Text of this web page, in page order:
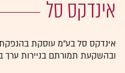
אינדקס סל
אינדקס סל בע"מ עוסקת בהנפקת
ובהשקעת תמורתם בניירות ערך